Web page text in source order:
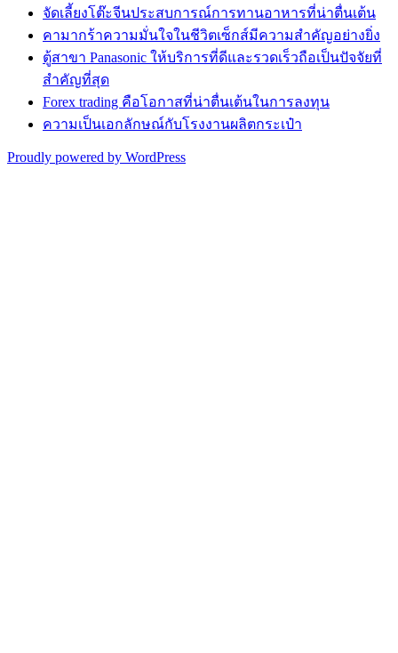
จัดเลี้ยงโต๊ะจีนประสบการณ์การทานอาหารที่น่าตื่นเต้น
คามากร้าความมั่นใจในชีวิตเซ็กส์มีความสำคัญอย่างยิ่ง
ตู้สาขา Panasonic ให้บริการที่ดีและรวดเร็วถือเป็นปัจจัยที่
สำคัญที่สุด
Forex trading คือโอกาสที่น่าตื่นเต้นในการลงทุน
ความเป็นเอกลักษณ์กับโรงงานผลิตกระเป๋า
Proudly powered by WordPress